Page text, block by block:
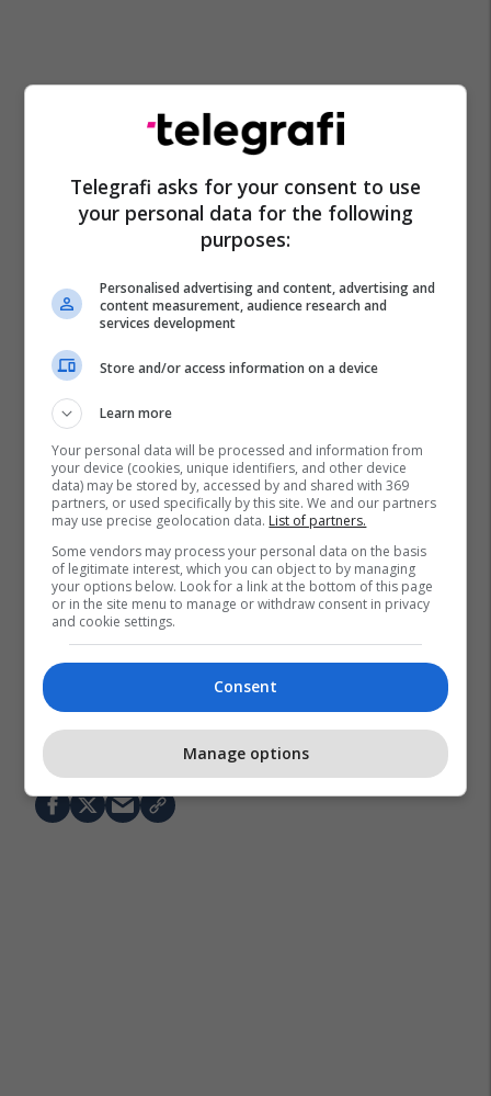
Telegrafi asks for your consent to use
your personal data for the following
purposes:
Personalised advertising and content, advertising and
content measurement, audience research and
services development
Store and/or access information on a device
Learn more
Your personal data will be processed and information from
your device (cookies, unique identifiers, and other device
data) may be stored by, accessed by and shared with 369
partners, or used specifically by this site. We and our partners
may use precise geolocation data. List of partners.
Some vendors may process your personal data on the basis
of legitimate interest, which you can object to by managing
your options below. Look for a link at the bottom of this page
or in the site menu to manage or withdraw consent in privacy
and cookie settings.
Consent
Manage options